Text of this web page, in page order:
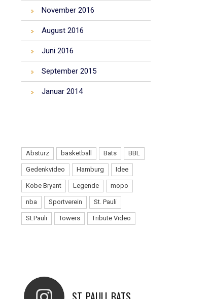
November 2016
August 2016
Juni 2016
September 2015
Januar 2014
Absturz basketball Bats BBL
Gedenkvideo Hamburg Idee
Kobe Bryant Legende mopo
nba Sportverein St. Pauli
St.Pauli Towers Tribute Video